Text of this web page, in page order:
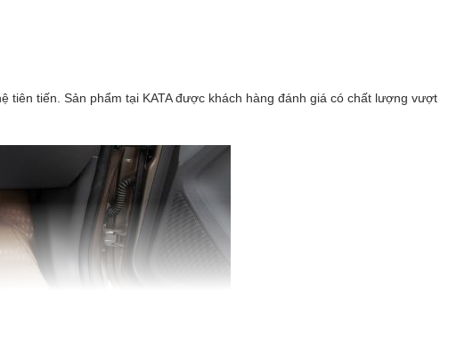
tiến. Sản phẩm tại KATA được khách hàng đánh giá có chất lượng vượt